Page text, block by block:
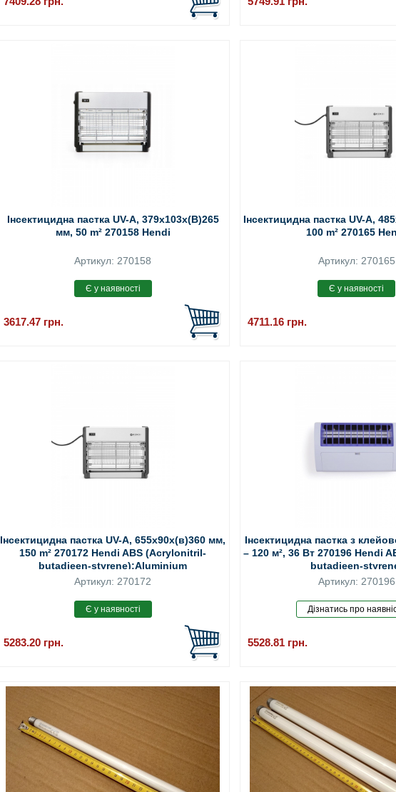
Інсектицидна пастка UV-A, 379x103x(В)265
мм, 50 m² 270158 Hendi
Артикул: 270158
3617.47 грн.
Інсектицидна пастка UV-A,
100 m² 270165
Артикул: 270165
4711.16 грн.
Інсектицидна пастка UV-A, 655x90x(в)360 мм,
150 m² 270172 Hendi ABS (Acrylonitril-
butadieen-styrene);Aluminium
Артикул: 270172
5283.20 грн.
Інсектицидна пастка з
– 120 м², 36 Вт 270196 Hendi
butadieen-
Артикул: 270196
5528.81 грн.